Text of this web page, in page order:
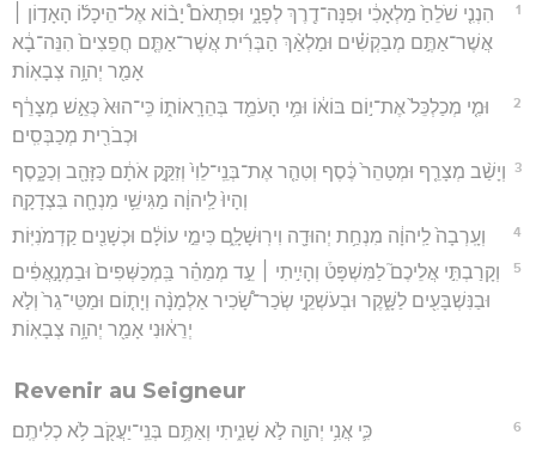
1
הִנְנִ֤י שֹׁלֵחַ֙ מַלְאָכִ֔י וּפִנָּה־דֶ֖רֶךְ לְפָנָ֑י וּפִתְאֹם֩ יָב֨וֹא אֶל־הֵיכָל֜וֹ הָאָד֣וֹן ׀
אֲשֶׁר־אַתֶּ֣ם מְבַקְשִׁ֗ים וּמַלְאַ֨ךְ הַבְּרִ֜ית אֲשֶׁר־אַתֶּ֤ם חֲפֵצִים֙ הִנֵּה־בָ֔א
אָמַ֖ר יְהוָ֥ה צְבָאֽוֹת׃
2
וּמִ֤י מְכַלְכֵּל֙ אֶת־י֣וֹם בּוֹא֔וֹ וּמִ֥י הָעֹמֵ֖ד בְּהֵרָֽאוֹת֑וֹ כִּֽי־הוּא֙ כְּאֵ֣שׁ מְצָרֵ֔ף
וּכְבֹרִ֖ית מְכַבְּסִֽים׃
3
וְיָשַׁ֨ב מְצָרֵ֤ף וּמְטַהֵר֙ כֶּ֔סֶף וְטִהַ֤ר אֶת־בְּנֵֽי־לֵוִי֙ וְזִקַּ֣ק אֹתָ֔ם כַּזָּהָ֖ב וְכַכָּ֑סֶף
וְהָיוּ֙ לַֽיהוָ֔ה מַגִּישֵׁ֥י מִנְחָ֖ה בִּצְדָקָֽה׃
4 וְעָֽרְבָה֙ לַֽיהוָ֔ה מִנְחַ֥ת יְהוּדָ֖ה וִירֽוּשָׁלִָ֑ם כִּימֵ֣י עוֹלָ֔ם וּכְשָׁנִ֖ים קַדְמֹנִיּֽוֹת׃
5
וְקָרַבְתִּ֣י אֲלֵיכֶם֮ לַמִּשְׁפָּט֒ וְהָיִ֣יתִי ׀ עֵ֣ד מְמַהֵ֗ר בַּֽמְכַשְּׁפִים֙ וּבַמְנָ֣אֲפִ֔ים
וּבַנִּשְׁבָּעִ֖ים לַשָּׁ֑קֶר וּבְעֹשְׁקֵ֣י שְׂכַר־שָׂ֠כִיר אַלְמָנָ֨ה וְיָת֤וֹם וּמַטֵּי־גֵר֙ וְלֹ֣א
יְרֵא֔וּנִי אָמַ֖ר יְהוָ֥ה צְבָאֽוֹת׃
Revenir au Seigneur
6 כִּ֛י אֲנִ֥י יְהוָ֖ה לֹ֣א שָׁנִ֑יתִי וְאַתֶּ֥ם בְּנֵֽי־יַעֲקֹ֖ב לֹ֥א כְלִיתֶֽם׃